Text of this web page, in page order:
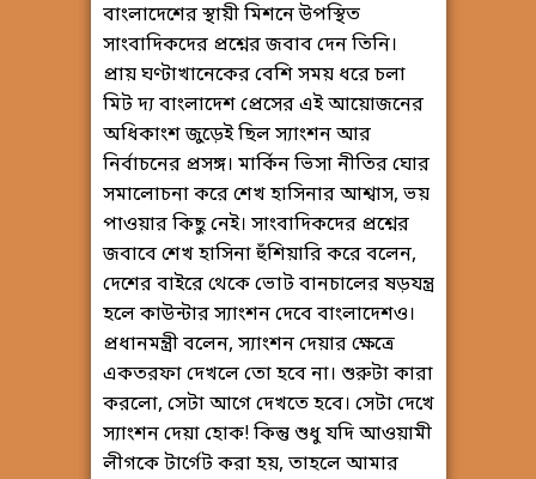
বাংলাদেশের স্থায়ী মিশনে উপস্থিত
সাংবাদিকদের প্রশ্নের জবাব দেন তিনি।
প্রায় ঘণ্টাখানেকের বেশি সময় ধরে চলা
মিট দ্য বাংলাদেশ প্রেসের এই আয়োজনের
অধিকাংশ জুড়েই ছিল স্যাংশন আর
নির্বাচনের প্রসঙ্গ। মার্কিন ভিসা নীতির ঘোর
সমালোচনা করে শেখ হাসিনার আশ্বাস, ভয়
পাওয়ার কিছু নেই। সাংবাদিকদের প্রশ্নের
জবাবে শেখ হাসিনা হুঁশিয়ারি করে বলেন,
দেশের বাইরে থেকে ভোট বানচালের ষড়যন্ত্র
হলে কাউন্টার স্যাংশন দেবে বাংলাদেশও।
প্রধানমন্ত্রী বলেন, স্যাংশন দেয়ার ক্ষেত্রে
একতরফা দেখলে তো হবে না। শুরুটা কারা
করলো, সেটা আগে দেখতে হবে। সেটা দেখে
স্যাংশন দেয়া হোক! কিন্তু শুধু যদি আওয়ামী
লীগকে টার্গেট করা হয়, তাহলে আমার